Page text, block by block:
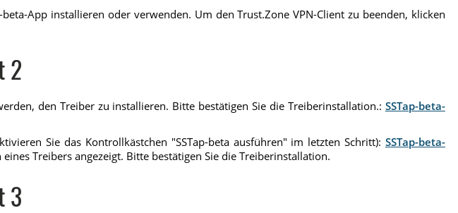
App installieren oder verwenden. Um den Trust.Zone VPN-Client zu beenden, klicken
2
den Treiber zu installieren. Bitte bestätigen Sie die Treiberinstallation.: SSTap-beta-
Sie das Kontrollkästchen "SSTap-beta ausführen" im letzten Schritt): SSTap-beta-
Treibers angezeigt. Bitte bestätigen Sie die Treiberinstallation.
3